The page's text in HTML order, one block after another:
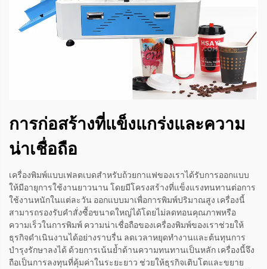
การก่อสร้างที่แข็งแกร่งและความ
น่าเชื่อถือ
เครื่องพิมพ์แบบเฟลตเบดสำหรับถ้วยกาแฟของเราได้รับการออกแบบ
ให้มีอายุการใช้งานยาวนาน โดยมีโครงสร้างที่แข็งแรงทนทานต่อการ
ใช้งานหนักในแต่ละวัน ออกแบบมาเพื่อการพิมพ์ปริมาณสูง เครื่องนี้
สามารถรองรับคำสั่งซื้อขนาดใหญ่ได้โดยไม่ลดทอนคุณภาพหรือ
ความเร็วในการพิมพ์ ความน่าเชื่อถือของเครื่องพิมพ์ของเราช่วยให้
ธุรกิจดำเนินงานได้อย่างราบรื่น ลดเวลาหยุดทำงานและต้นทุนการ
บำรุงรักษาลงได้ ด้วยการเน้นย้ำด้านความทนทานเป็นหลัก เครื่องนี้จึง
ถือเป็นการลงทุนที่คุ้มค่าในระยะยาว ช่วยให้ธุรกิจเติบโตและขยาย